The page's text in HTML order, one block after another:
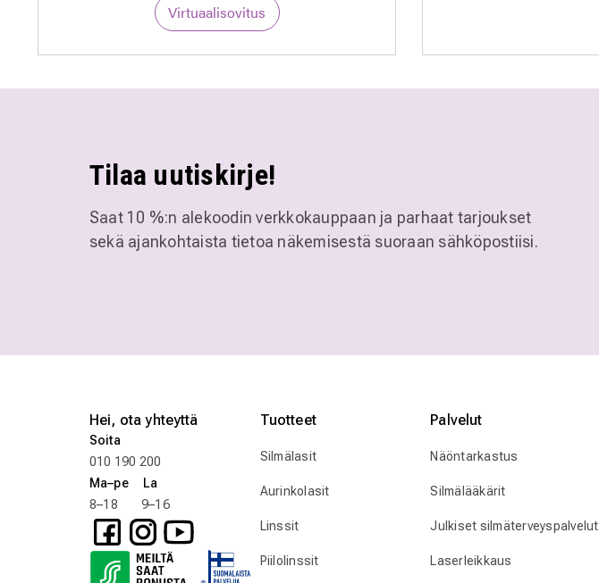
Virtuaalisovitus
Tilaa uutiskirje!
Saat 10 %:n alekoodin verkkokauppaan ja parhaat tarjoukset
sekä ajankohtaista tietoa näkemisestä suoraan sähköpostiisi.
Hei, ota yhteyttä
Soita
010 190 200
Ma–pe La
8–18 9–16
Tuotteet
Silmälasit
Aurinkolasit
Linssit
Piilolinssit
Palvelut
Näöntarkastus
Silmälääkärit
Julkiset silmäterveyspalvelut
Laserleikkaus